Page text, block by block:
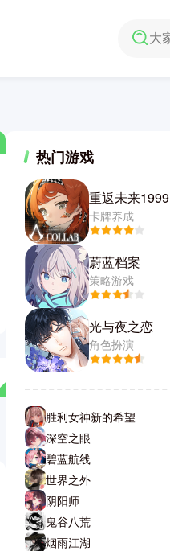
热门游戏
重返未来1999
卡牌养成
蔚蓝档案
策略游戏
光与夜之恋
角色扮演
胜利女神新的希望
深空之眼
碧蓝航线
世界之外
阴阳师
鬼谷八荒
烟雨江湖